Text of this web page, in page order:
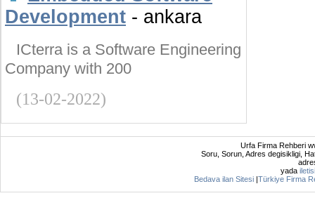
Development - ankara
ICterra is a Software Engineering
Company with 200
(13-02-2022)
Urfa Firma Rehberi
Soru, Sorun, Adres degisikligi,
yada
Bedava ilan Sitesi |Türkiye Firma